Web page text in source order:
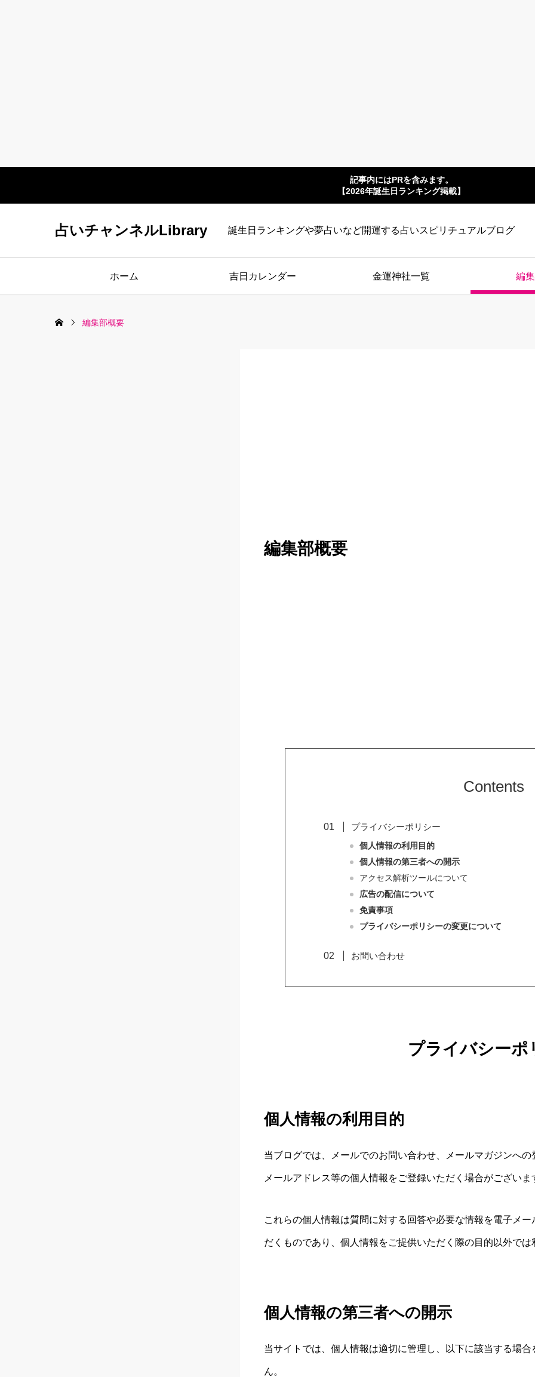
記事内にはPRを含みます。
【2026年誕生日ランキング掲載】
占いチャンネルLibrary 誕生日ランキングや夢占いなど開運する占いスピリチュアルブログ
ホーム 吉日カレンダー 金運神社一覧 編
編集部概要
編集部概要
Contents
プライバシーポリシー
個人情報の利用目的
個人情報の第三者への開示
アクセス解析ツールについて
広告の配信について
免責事項
プライバシーポリシーの変更について
お問い合わせ
プライバシーポ
個人情報の利用目的
当ブログでは、メールでのお問い合わせ、メールマガジンへ
メールアドレス等の個人情報をご登録いただく場合がございま
これらの個人情報は質問に対する回答や必要な情報を電子メ
だくものであり、個人情報をご提供いただく際の目的以外で
個人情報の第三者への開示
当サイトでは、個人情報は適切に管理し、以下に該当する場
ん。